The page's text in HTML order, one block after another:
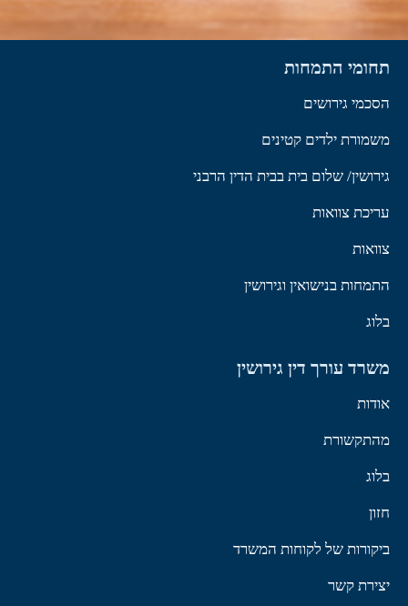
תחומי התמחות
הסכמי גירושים
משמורת ילדים קטינים
גירושין/ שלום בית בבית הדין הרבני
עריכת צוואות
צוואות
התמחות בנישואין וגירושין
בלוג
משרד עורך דין גירושין
אודות
מהתקשורת
בלוג
חזון
ביקורות של לקוחות המשרד
יצירת קשר